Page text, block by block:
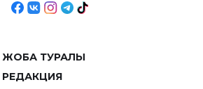
ЖОБА ТУРАЛЫ
РЕДАКЦИЯ